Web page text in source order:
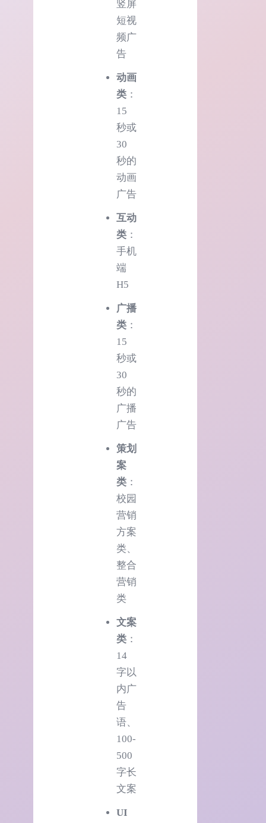
竖屏
短视
频广
告
动画
类 ：
15
秒或
30
秒的
动画
广告
互动
类 ：
手机
端
H5
广播
类 ：
15
秒或
30
秒的
广播
广告
策划
案
类 ：
校园
营销
方案
类、
整合
营销
类
文案
类 ：
14
字以
内广
告
语、
100-
500
字长
文案
UI